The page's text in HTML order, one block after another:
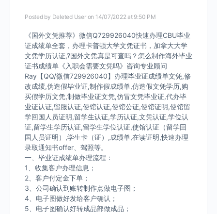
Posted by Deleted User on 14/07/2022 at 9:50 PM
《国外文凭推荐》微信Q729926040快速办理CBU毕业
证成绩单全套，办理卡普顿大学文凭证书，加拿大大学
文凭学历认证,?国外文凭真是可查吗？怎么制作海外毕业
证书成绩单《入职会需要文凭吗》咨询专业顾问
Ray【QQ/微信729926040】办理毕业证成绩单文凭,修
改成绩,伪造假毕业证,制作假成绩单,仿造假文凭学历,购
买假学历文凭,制做毕业证文凭,仿冒文凭毕业证,代办毕
业证认证,留服认证,使馆认证,使馆公证,使馆证明,使馆留
学回国人员证明,留学生认证,学历认证,文凭认证,学位认
证,留学生学历认证,留学生学位认证,使馆认证（留学回
国人员证明）,学生卡（证）,成绩单,在读证明,快速办理
录取通知书offer、驾照等。
一、毕业证成绩单办理流程：
1、收集客户办理信息；
2、客户付定金下单；
3、公司确认到账转制作点做电子图；
4、电子图做好发给客户确认；
5、电子图确认好转成品部做成品；